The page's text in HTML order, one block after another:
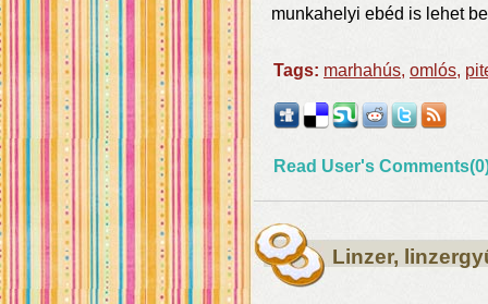
munkahelyi ebéd is lehet
Tags: marhahús, omlós,
Read User's
Linzer,